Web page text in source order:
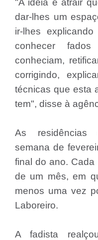
"A ideia é atrair
dar-lhes um
ir-lhes
conhecer
conheciam,
corrigindo,
técnicas que esta
tem", disse à
As residências
semana de
final do ano.
de um mês, em
menos uma vez
Laboreiro.
A fadista